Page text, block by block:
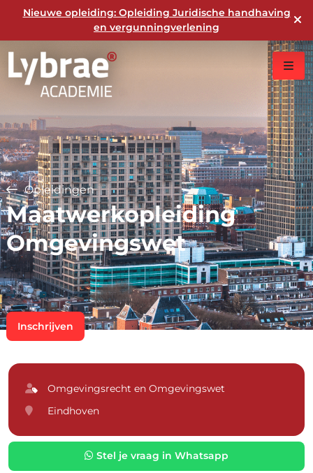
Nieuwe opleiding: Opleiding Juridische handhaving
en vergunningverlening
Opleidingen
Maatwerkopleiding
Omgevingswet
Inschrijven
Omgevingsrecht en Omgevingswet
Eindhoven
Stel je vraag in Whatsapp